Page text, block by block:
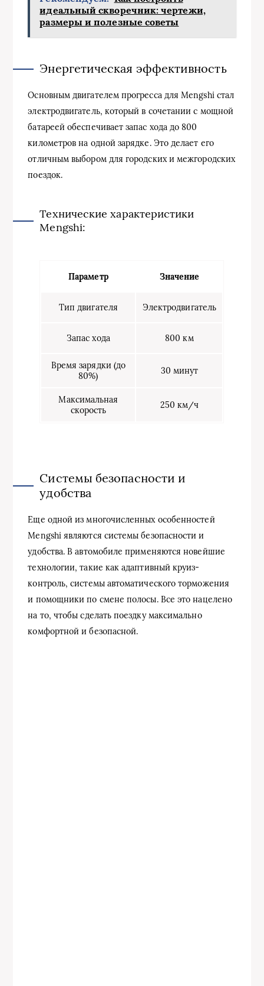
идеальный скворечник: чертежи,
размеры и полезные советы
Энергетическая эффективность
Основным двигателем прогресса для Mengshi стал
электродвигатель, который в сочетании с мощной
батареей обеспечивает запас хода до 800
километров на одной зарядке. Это делает его
отличным выбором для городских и межгородских
поездок.
Технические характеристики
Mengshi:
Параметр Значение
Тип двигателя Электродвигатель
Запас хода 800 км
Время зарядки (до
80%)
30 минут
Максимальная
скорость
250 км/ч
Системы безопасности и
удобства
Еще одной из многочисленных особенностей
Mengshi являются системы безопасности и
удобства. В автомобиле применяются новейшие
технологии, такие как адаптивный круиз-
контроль, системы автоматического торможения
и помощники по смене полосы. Все это нацелено
на то, чтобы сделать поездку максимально
комфортной и безопасной.